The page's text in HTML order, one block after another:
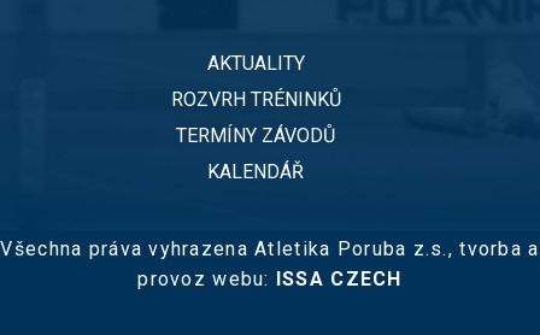
AKTUALITY
ROZVRH TRÉNINKŮ
TERMÍNY ZÁVODŮ
KALENDÁŘ
Všechna práva vyhrazena Atletika Poruba z.s., tvorba a
provoz webu: ISSA CZECH